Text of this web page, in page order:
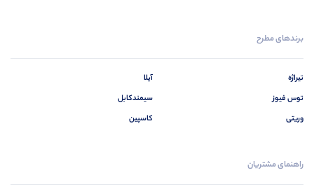
برندهای مطرح
تیراژه
توس فیوز
وریتی
آیلا
سیمندکابل
کاسپین
راهنمای مشتریان